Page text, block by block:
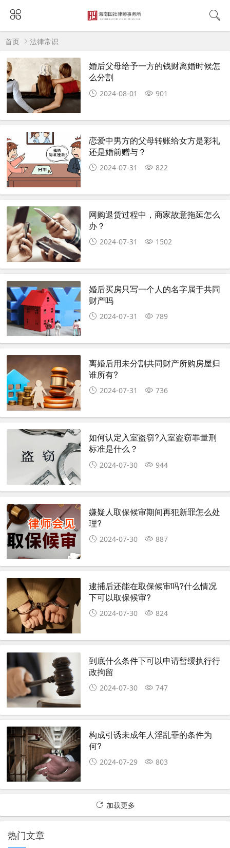
首页 法律常识
婚后父母给予一方的钱财离婚时候怎
么分割
2024-08-01 901
恋爱中男方的父母转账给女方是彩礼
还是婚前赠与？
2024-07-31 822
网购退货过程中，商家故意拖延怎么
办？
2024-07-31 1502
婚后买房只写一个人的名字属于共同
财产吗
2024-07-31 789
离婚后用未分割共同财产所购房屋归
谁所有?
2024-07-31 736
如何认定入室盗窃?入室盗窃罪量刑
标准是什么？
2024-07-30 944
嫌疑人取保候审期间再犯新罪怎么处
理?
2024-07-30 887
逮捕后还能在取保候审吗?什么情况
下可以取保候审?
2024-07-30 824
到底什么条件下可以申请暂缓执行行
政拘留
2024-07-30 747
构成引诱未成年人淫乱罪的条件为
何?
2024-07-29 803
加载更多
热门文章